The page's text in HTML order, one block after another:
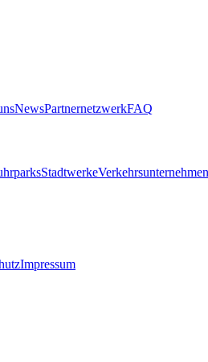
NewsPartnernetzwerkFAQ
StadtwerkeVerkehrsunternehmen
Impressum